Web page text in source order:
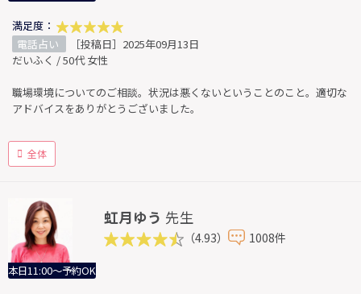
満足度：
電話占い
［投稿日］2025年09月13日
だいふく / 50代 女性
職場環境についてのご相談。状況は悪くないということのこと。適切な
アドバイスをありがとうございました。
全体
本日11:00～予約OK
虹月ゆう 先生
（4.93） 1008件